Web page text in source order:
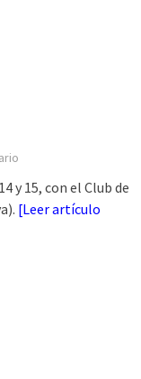
y 15, con el Club de
[Leer artículo